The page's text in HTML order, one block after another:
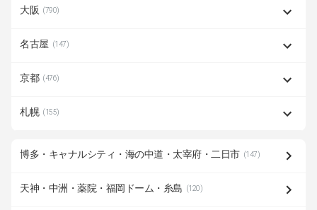
大阪 (790)
名古屋 (147)
京都 (476)
札幌 (155)
博多・キャナルシティ・海の中道・太宰府・二日市 (147)
天神・中洲・薬院・福岡ドーム・糸島 (120)